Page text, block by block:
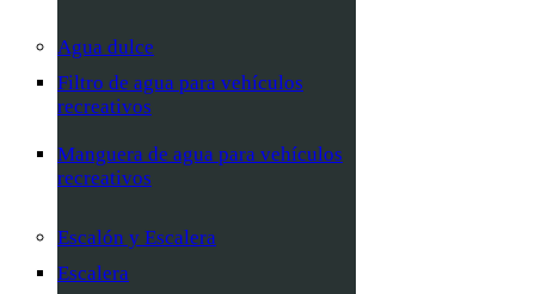
Agua dulce
Filtro de agua para vehículos
recreativos
Manguera de agua para vehículos
recreativos
Escalón y Escalera
Escalera